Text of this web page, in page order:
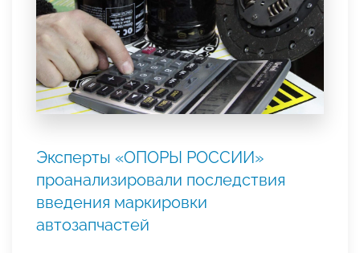
Эксперты «ОПОРЫ РОССИИ»
проанализировали последствия
введения маркировки
автозапчастей